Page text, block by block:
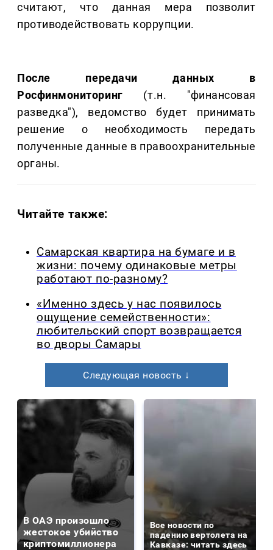
считают, что данная мера позволит
противодействовать коррупции.
После передачи данных в
Росфинмониторинг (т.н. "финансовая
разведка"), ведомство будет принимать
решение о необходимость передать
полученные данные в правоохранительные
органы.
Читайте также:
Самарская квартира на бумаге и в
жизни: почему одинаковые метры
работают по-разному?
«Именно здесь у нас появилось
ощущение семейственности»:
любительский спорт возвращается
во дворы Самары
Следующая новость ↓
В ОАЭ произошло
жестокое убийство
криптомиллионера
Все новости по
падению вертолета на
Кавказе: читать здесь